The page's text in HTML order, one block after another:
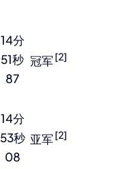
14分
51秒
87
冠军 [2]
14分
53秒
08
亚军 [2]